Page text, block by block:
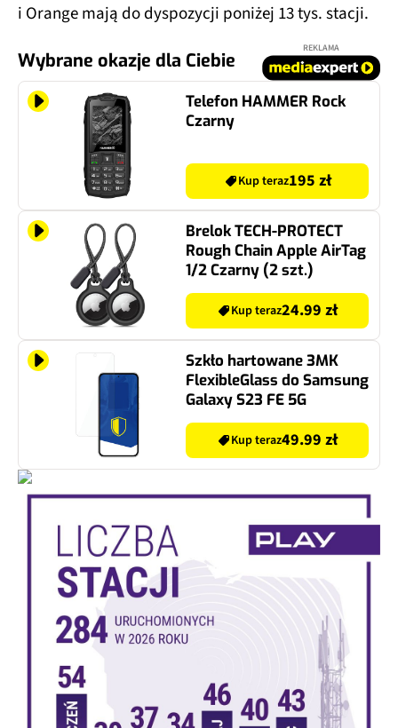
i Orange mają do dyspozycji poniżej 13 tys. stacji.
Wybrane okazje dla Ciebie
REKLAMA
Telefon HAMMER Rock
Czarny
Kup teraz195 zł
Brelok TECH-PROTECT
Rough Chain Apple AirTag
1/2 Czarny (2 szt.)
Kup teraz24.99 zł
Szkło hartowane 3MK
FlexibleGlass do Samsung
Galaxy S23 FE 5G
Kup teraz49.99 zł